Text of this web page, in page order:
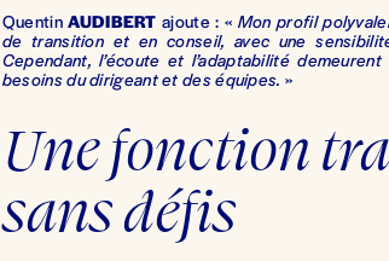
QuentinAUDIBERT ajoute : « Mon profil
de transition et en conseil, avec une
Cependant, l’écoute et l’adaptabilité
besoins du dirigeant et des équipes. »
Une fonction
sans défis